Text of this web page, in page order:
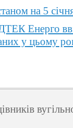
на 5
Енерго
у цьому